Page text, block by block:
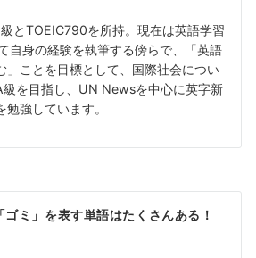
とTOEIC790を所持。現在は英語学習
自身の経験を執筆する傍らで、「英語
」ことを目標として、国際社会につい
級を目指し、UN Newsを中心に英字新
強しています。
ゴミ」を表す単語はたくさんある！